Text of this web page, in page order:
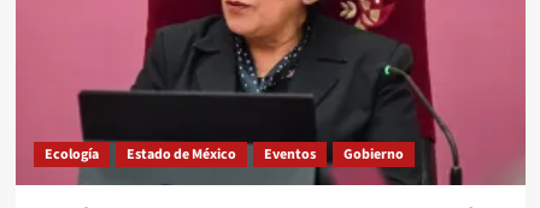
Ecología Estado de México Eventos Gobierno